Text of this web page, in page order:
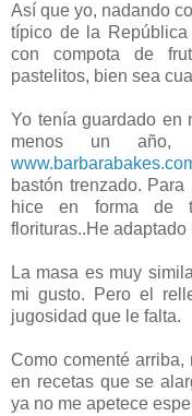
Así que yo, nadando
típico de la
con compota de
pastelitos, bien sea
Yo tenía guardado en
menos un
bastón trenzado.
hice en forma de
florituras..He
La masa es muy
mi gusto. Pero el
jugosidad que le falta.
Como comenté
en recetas que se
ya no me apetece